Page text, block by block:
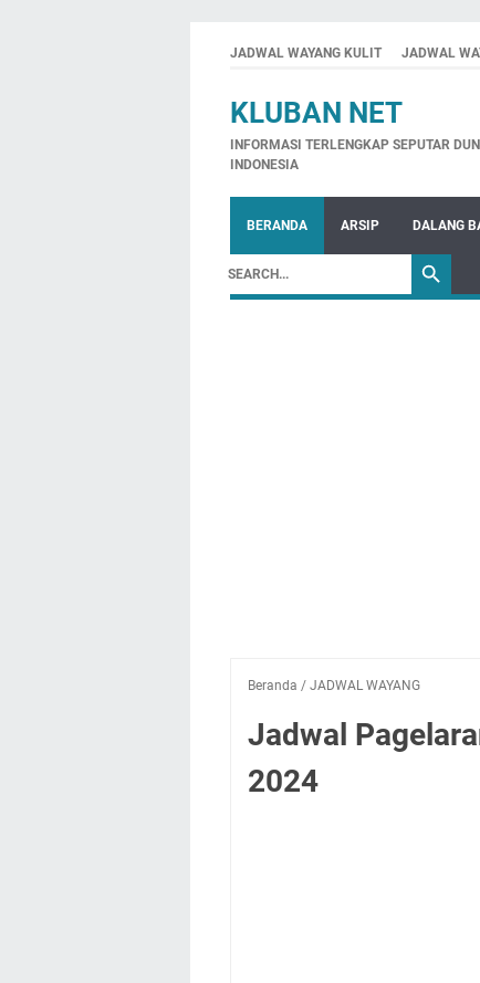
JADWAL WAYANG KULIT JADWAL
KLUBAN NET
INFORMASI TERLENGKAP SEPUTAR
INDONESIA
BERANDA ARSIP DALANG
Beranda / JADWAL WAYANG
Jadwal
2024